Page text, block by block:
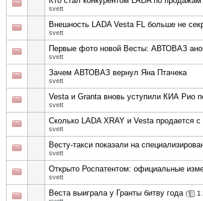
svett
Внешность LADA Vesta FL больше не
svett
Первые фото новой Весты: АВТОВАЗ
svett
Зачем АВТОВАЗ вернул Яна Птачека
svett
Vesta и Granta вновь уступили КИА Рио
svett
Сколько LADA XRAY и Vesta продается
svett
Весту-такси показали на
svett
Открыто Роспатентом: официальные
svett
Веста выиграла у Гранты битву года ( 1